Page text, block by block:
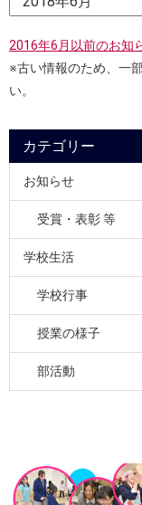
2016年6月以前のお知
※古い情報のため、一
い。
カテゴリー
お知らせ
受賞・表彰 等
学校生活
学校行事
授業の様子
部活動